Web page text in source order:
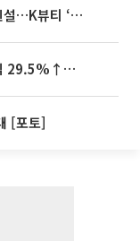
’ 확대[K뷰티 라방戰]
LIG D&A, 천궁Ⅱ 수출에 2Q 영업익 29.5%↑…수주잔고 24.6조 [종합]
[포토]